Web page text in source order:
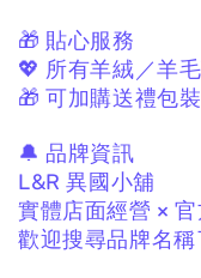
🎁 貼心服務
💖 所有羊絨／羊
🎁 可加購送禮包
🔔 品牌資訊
L&R 異國小舖
實體店面經營 ×
歡迎搜尋品牌名